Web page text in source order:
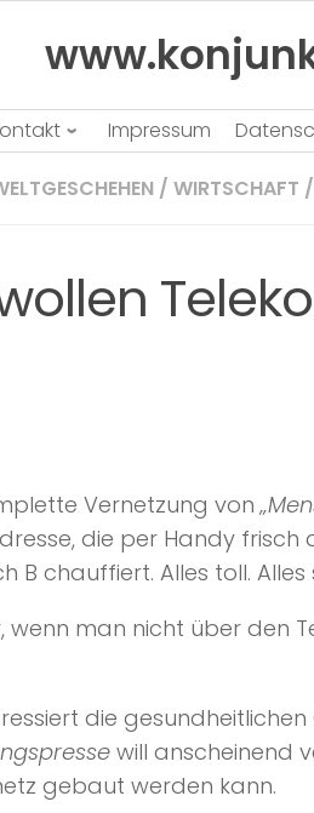
Impressum
/ WIRTSCHAFT /
Vernetzung von
die per Handy frisch
B chauffiert. Alles toll. Alles
wenn man nicht über den
die
will anscheinend
gebaut werden kann.